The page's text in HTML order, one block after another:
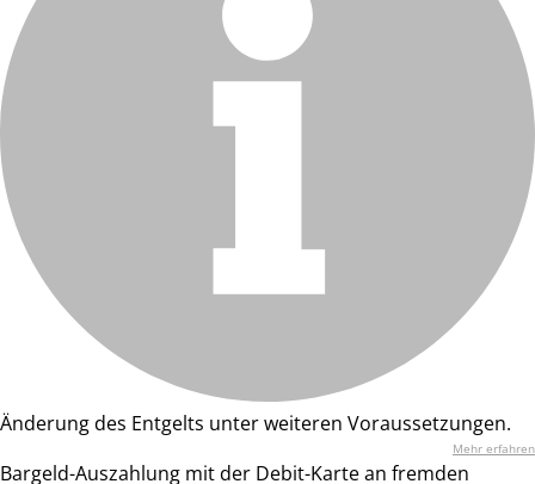
Änderung des Entgelts unter weiteren Voraussetzungen.
Mehr erfahren
Bargeld-Auszahlung mit der Debit-Karte an fremden